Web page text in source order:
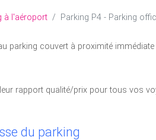
à l'aéroport Parking P4 - Parking
parking couvert à proximité
rapport qualité/prix pour tous vos
du parking